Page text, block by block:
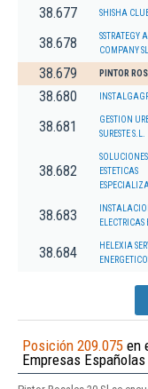
38.677 SHISHA
38.678
SSTRATEGY
COMPANY
38.679 PINTOR
38.680
38.681
GESTION
SURESTE S.L.
38.682
ESTETICAS
38.683
ELECTRICAS
38.684
HELEXIA
Posición 209.075 en
Empresas Españolas